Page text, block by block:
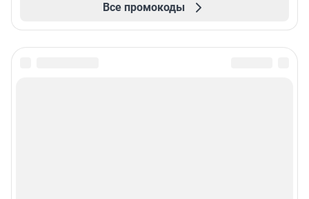
Все промокоды